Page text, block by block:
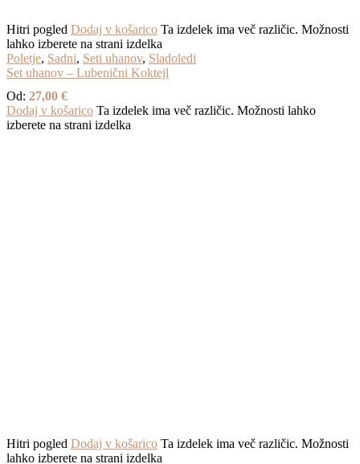
Hitri pogled Dodaj v košarico Ta izdelek ima več različic. Možnosti
lahko izberete na strani izdelka
Poletje, Sadni, Seti uhanov, Sladoledi
Set uhanov – Lubenični Koktejl
Od: 27,00 €
Dodaj v košarico Ta izdelek ima več različic. Možnosti lahko
izberete na strani izdelka
Hitri pogled Dodaj v košarico Ta izdelek ima več različic. Možnosti
lahko izberete na strani izdelka